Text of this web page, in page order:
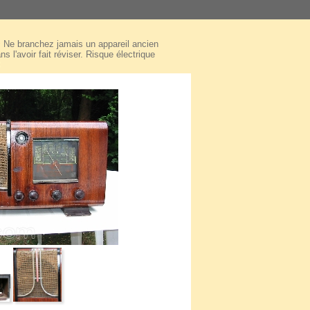
Ne branchez jamais un appareil ancien
l'avoir fait réviser. Risque électrique